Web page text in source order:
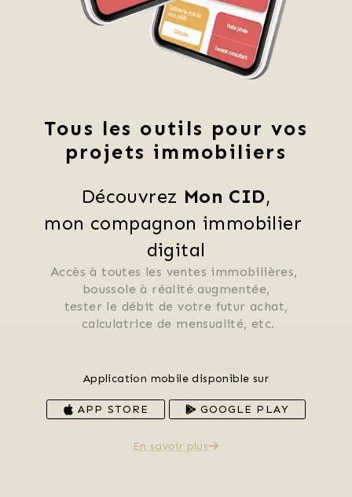
Tous les outils pour vos
projets immobiliers
Découvrez Mon CID,
mon compagnon immobilier
digital
Accès à toutes les ventes immobilières,
boussole à réalité augmentée,
tester le débit de votre futur achat,
calculatrice de mensualité, etc.
Application mobile disponible sur
APP STORE GOOGLE PLAY
En savoir plus